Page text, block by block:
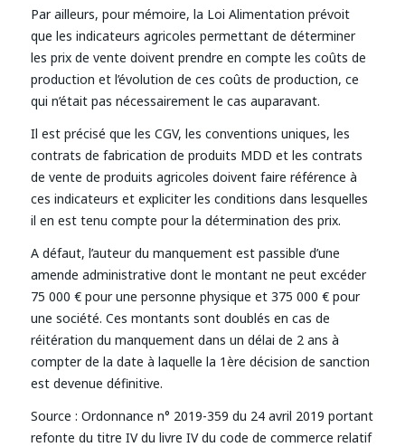
Par ailleurs, pour mémoire, la Loi Alimentation prévoit
que les indicateurs agricoles permettant de déterminer
les prix de vente doivent prendre en compte les coûts de
production et l’évolution de ces coûts de production, ce
qui n’était pas nécessairement le cas auparavant.
Il est précisé que les CGV, les conventions uniques, les
contrats de fabrication de produits MDD et les contrats
de vente de produits agricoles doivent faire référence à
ces indicateurs et expliciter les conditions dans lesquelles
il en est tenu compte pour la détermination des prix.
A défaut, l’auteur du manquement est passible d’une
amende administrative dont le montant ne peut excéder
75 000 € pour une personne physique et 375 000 € pour
une société. Ces montants sont doublés en cas de
réitération du manquement dans un délai de 2 ans à
compter de la date à laquelle la 1ère décision de sanction
est devenue définitive.
Source : Ordonnance n° 2019-359 du 24 avril 2019 portant
refonte du titre IV du livre IV du code de commerce relatif